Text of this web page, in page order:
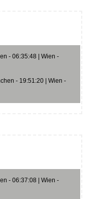
- 06:35:48 | Wien -
- 19:51:20 | Wien -
- 06:37:08 | Wien -